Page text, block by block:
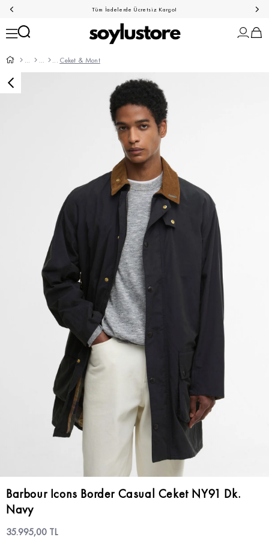
Tüm İadelerde Ücretsiz Kargo!
Ceket & Mont
Barbour Icons Border Casual Ceket NY91 Dk.
Navy
35.995,00 TL